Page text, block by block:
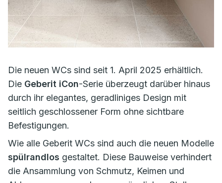
Die neuen WCs sind seit 1. April 2025 erhältlich.
Die Geberit iCon-Serie überzeugt darüber hinaus
durch ihr elegantes, geradliniges Design mit
seitlich geschlossener Form ohne sichtbare
Befestigungen.
Wie alle Geberit WCs sind auch die neuen Modelle
spülrandlos gestaltet. Diese Bauweise verhindert
die Ansammlung von Schmutz, Keimen und